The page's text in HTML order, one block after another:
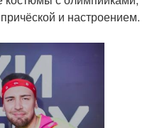
и настроением.